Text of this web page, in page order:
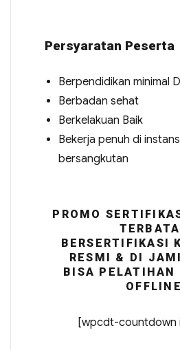
Persyaratan Peserta
Berpendidikan minimal
Berbadan sehat
Berkelakuan Baik
Bekerja penuh di
bersangkutan
PROMO
BERSERTIFIKASI
RESMI & DI
BISA PELATIHAN
OFFLINE
[wpcdt-countdown